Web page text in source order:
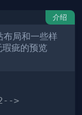
介绍
布局和一些样
疵的预览
>